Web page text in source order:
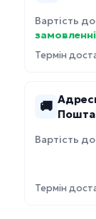
Вартість
Термін
🚚
Вартість
Термін